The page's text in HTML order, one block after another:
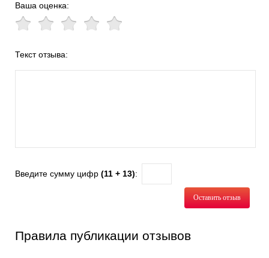
Ваша оценка:
Текст отзыва:
Введите сумму цифр (11 + 13):
Оставить отзыв
Правила публикации отзывов